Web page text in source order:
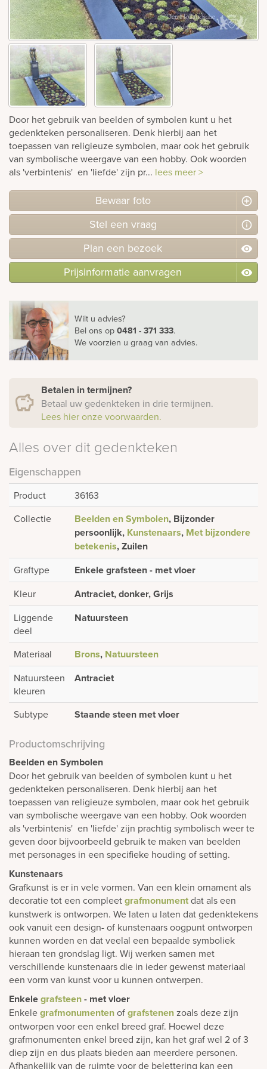
Door het gebruik van beelden of symbolen kunt u het
gedenkteken personaliseren. Denk hierbij aan het
toepassen van religieuze symbolen, maar ook het gebruik
van symbolische weergave van een hobby. Ook woorden
als 'verbintenis' en 'liefde' zijn pr... lees meer >
Bewaar foto
Stel een vraag
Plan een bezoek
Prijsinformatie aanvragen
Wilt u advies?
Bel ons op0481 - 371 333.
We voorzien u graag van advies.
Betalen in termijnen?
Betaal uw gedenkteken in drie termijnen.
Lees hier onze voorwaarden.
Alles over dit gedenkteken
Eigenschappen
Product
36163
Collectie
Beelden en Symbolen, Bijzonder
persoonlijk, Kunstenaars, Met bijzondere
betekenis, Zuilen
Graftype Enkele grafsteen - met vloer
Kleur Antraciet, donker, Grijs
Liggende
deel
Natuursteen
Materiaal Brons, Natuursteen
Natuursteen
kleuren
Antraciet
Subtype Staande steen met vloer
Productomschrijving
Beelden en Symbolen
Door het gebruik van beelden of symbolen kunt u het
gedenkteken personaliseren. Denk hierbij aan het
toepassen van religieuze symbolen, maar ook het gebruik
van symbolische weergave van een hobby. Ook woorden
als 'verbintenis' en 'liefde' zijn prachtig symbolisch weer te
geven door bijvoorbeeld gebruik te maken van beelden
met personages in een specifieke houding of setting.
Kunstenaars
Grafkunst is er in vele vormen. Van een klein ornament als
decoratie tot een compleetgrafmonumentdat als een
kunstwerk is ontworpen. We laten u laten dat gedenktekens
ook vanuit een design- of kunstenaars oogpunt ontworpen
kunnen worden en dat veelal een bepaalde symboliek
hieraan ten grondslag ligt. Wij werken samen met
verschillende kunstenaars die in ieder gewenst materiaal
een vorm van kunst voor u kunnen ontwerpen.
Enkelegrafsteen- met vloer
Enkelegrafmonumentenofgrafstenenzoals deze zijn
ontworpen voor een enkel breed graf. Hoewel deze
grafmonumenten enkel breed zijn, kan het graf wel 2 of 3
diep zijn en dus plaats bieden aan meerdere personen.
Afhankelijk van de ruimte voor de belettering kan een